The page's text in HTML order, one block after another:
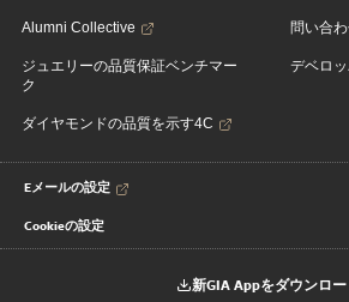
Alumni Collective
ジュエリーの品質保証ベンチマー
ク
ダイヤモンドの品質を示す4C
問い合
デベロ
Eメールの設定
Cookieの設定
新GIA Appをダウンロー